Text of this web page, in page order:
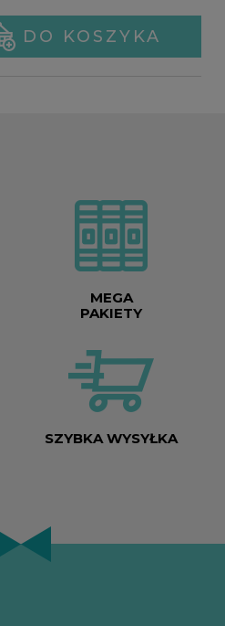
DO KOSZYKA
MEGA
PAKIETY
SZYBKA WYSYŁKA